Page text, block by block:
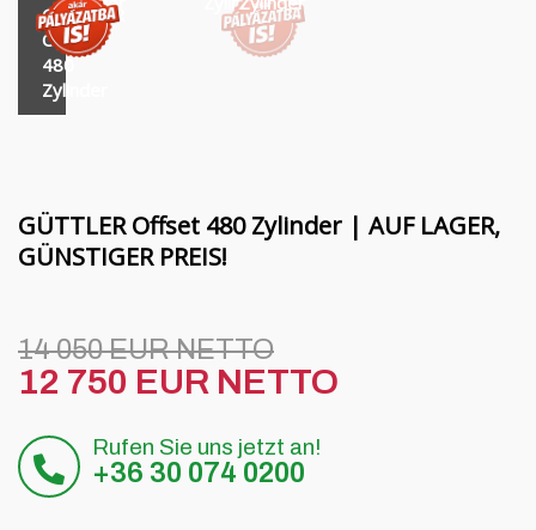
Quivogne Arbeitsgeräte
Sonstiges Zubehör
Karriere
Kontakt
English
Magyar
Română
GÜTTLER
Offset
480
Zylinder
GÜTTLER Offset 480 Zylinder | AUF LAGER,
GÜNSTIGER PREIS!
14 050 EUR NETTO
12 750 EUR NETTO
Rufen Sie uns jetzt an!
+36 30 074 0200